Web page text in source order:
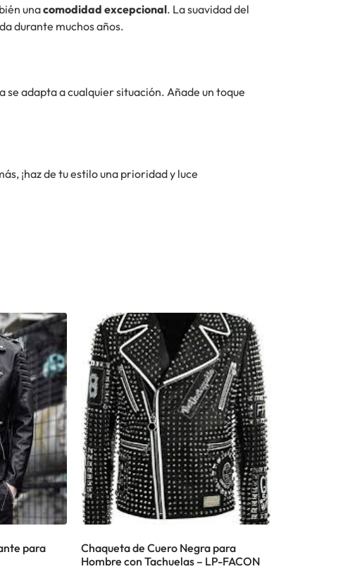
unacomodidad excepcional. La suavidad del
durante muchos años.
se adapta a cualquier situación. Añade un toque
¡haz de tu estilo una prioridad y luce
para
Chaqueta de Cuero Negra para
Hombre con Tachuelas – LP-FACON